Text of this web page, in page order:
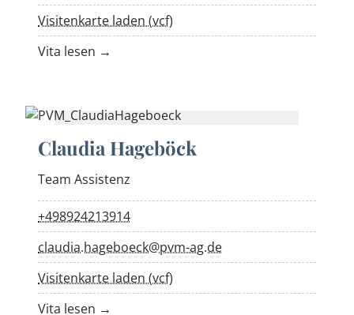
Visitenkarte laden (vcf)
Vita lesen →
Claudia Hageböck
Team Assistenz
+498924213914
claudia.hageboeck@pvm-ag.de
Visitenkarte laden (vcf)
Vita lesen →